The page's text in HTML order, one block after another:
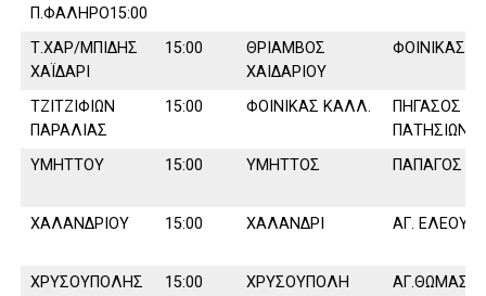
Π.ΦΑΛΗΡΟ15:00
Τ.ΧΑΡ/ΜΠΙ∆ΗΣ
ΧΑΪ∆ΑΡΙ
15:00
ΘΡΙΑΜΒΟΣ
ΧΑΙ∆ΑΡΙΟΥ
ΦΟΙΝΙΚΑΣ
ΤΖΙΤΖΙΦΙΩΝ
ΠΑΡΑΛΙΑΣ
15:00 ΦΟΙΝΙΚΑΣ ΚΑΛΛ.
ΠΗΓΑΣΟΣ
ΠΑΤΗΣΙΩΝ
ΥΜΗΤΤΟΥ
15:00 ΥΜΗΤΤΟΣ ΠΑΠΑΓΟΣ
ΧΑΛΑΝ∆ΡΙΟΥ 15:00 ΧΑΛΑΝ∆ΡΙ ΑΓ.
ΧΡΥΣΟΥΠΟΛΗΣ 15:00 ΧΡΥΣΟΥΠΟΛΗ ΑΓ.ΘΩΜΑΣ